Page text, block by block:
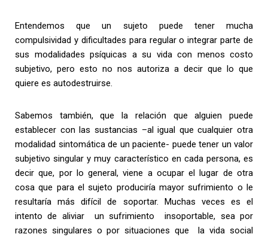
Entendemos que un sujeto puede tener mucha
compulsividad y dificultades para regular o integrar parte de
sus modalidades psíquicas a su vida con menos costo
subjetivo, pero esto no nos autoriza a decir que lo que
quiere es autodestruirse.
Sabemos también, que la relación que alguien puede
establecer con las sustancias –al igual que cualquier otra
modalidad sintomática de un paciente- puede tener un valor
subjetivo singular y muy característico en cada persona, es
decir que, por lo general, viene a ocupar el lugar de otra
cosa que para el sujeto produciría mayor sufrimiento o le
resultaría más difícil de soportar. Muchas veces es el
intento de aliviar un sufrimiento insoportable, sea por
razones singulares o por situaciones que la vida social